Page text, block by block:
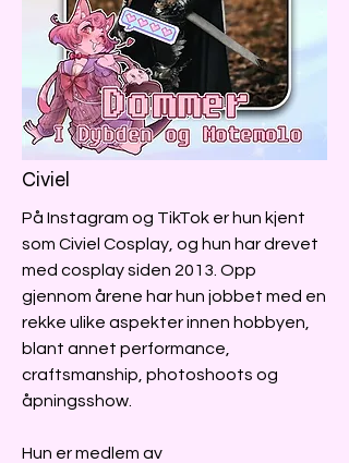
Civiel
På Instagram og TikTok er hun kjent
som Civiel Cosplay, og hun har drevet
med cosplay siden 2013. Opp
gjennom årene har hun jobbet med en
rekke ulike aspekter innen hobbyen,
blant annet performance,
craftsmanship, photoshoots og
åpningsshow.
Hun er medlem av